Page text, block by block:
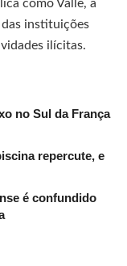
como Valle, a
instituições
ilícitas.
no Sul da França
repercute, e
é confundido